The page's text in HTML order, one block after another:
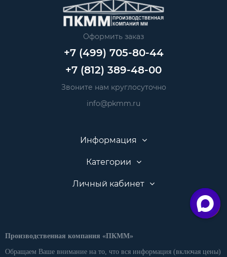
Оформить заказ
+7 (499) 705-80-44
+7 (812) 389-48-00
Звоните нам круглосуточно
info@pkmm.ru
Информация
Категории
Личный кабинет
Производственная компания «ПКММ»
Обращаем Ваше внимание на то, что вся информация (включая цены)